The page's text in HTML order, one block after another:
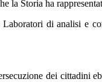
la Storia ha
di analisi e
dei cittadini